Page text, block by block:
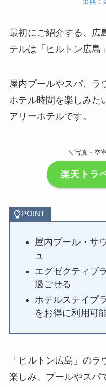
最初にご紹介する、広
テルは「ヒルトン広島
屋内プールやスパ、ラ
ホテル時間を楽しみた
アリーホテルです。
＼写真・空
楽天トラ
POINT
屋内プール・サ
ュ
エグゼクティブ
過ごせる
ホテルステイプ
をお得に利用可
「ヒルトン広島」の
楽しみ、プールやスパ